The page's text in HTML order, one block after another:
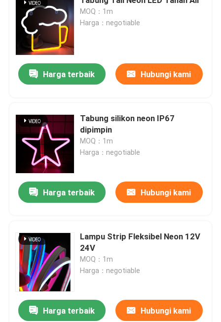
MOQ：1m
Harga：negotiable
Harga terbaik Hubungi kami
Tabung silikon neon IP67
dipimpin
MOQ：1m
Harga：negotiable
Harga terbaik Hubungi kami
Lampu Strip Fleksibel Neon 12V
24V
MOQ：1m
Harga：negotiable
Harga terbaik Hubungi kami